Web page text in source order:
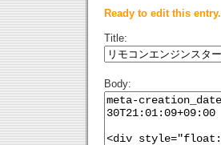
Ready to edit this entry.
Title:
Body: